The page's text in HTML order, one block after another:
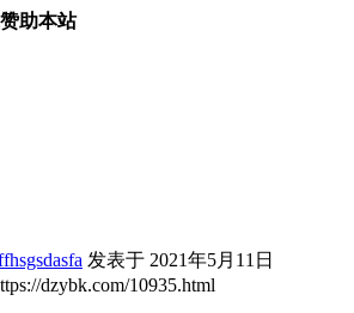
助本站
发表于 2021年5月11日
dzybk.com/10935.html